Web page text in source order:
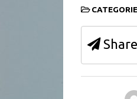
i
n
o
w
)